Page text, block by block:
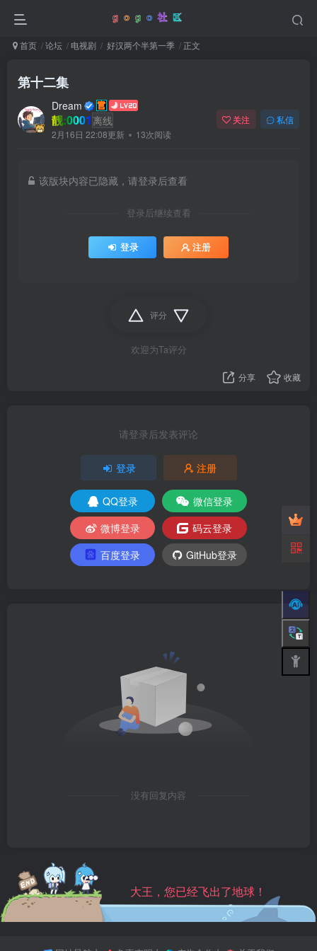
首页 论坛 电视剧 好汉两个半第一季 正文
第十二集
Dream
靓:0001 离线
2月16日 22:08更新 13次阅读
关注 私信
该版块内容已隐藏，请登录后查看
登录后继续查看
登录 注册
评分
欢迎为Ta评分
分享 收藏
请登录后发表评论
登录 注册
QQ登录
微信登录
微博登录
码云登录
百度登录
GitHub登录
没有回复内容
大王，您已经飞出了地球！